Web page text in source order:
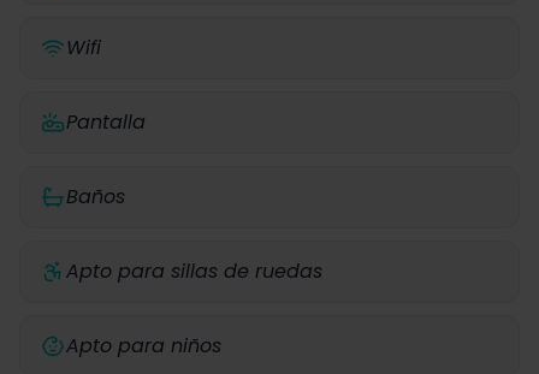
Wifi
Pantalla
Baños
Apto para sillas de ruedas
Apto para niños